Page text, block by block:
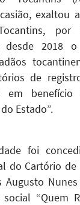
exaltou
desde 2018
de
em
Estado”.
foi
do Cartório de
Augusto
“Quem